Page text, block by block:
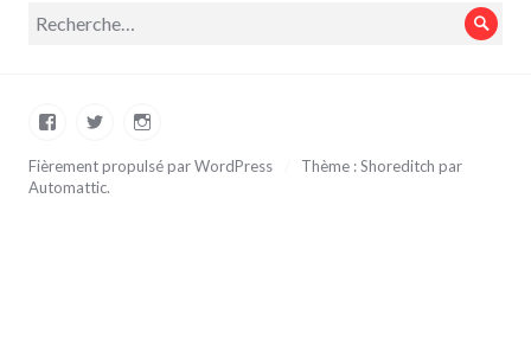
Recherche
FacebookTwitterInstagram
Fièrement propulsé par WordPress
Thème : Shoreditch par
Automattic.